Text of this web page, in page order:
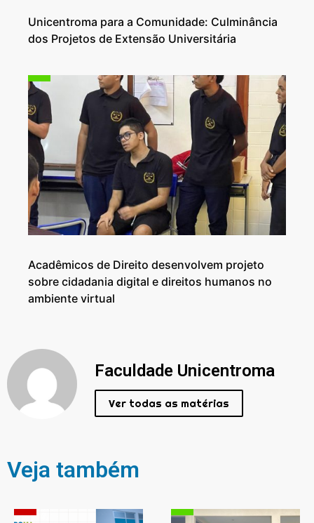
Unicentroma para a Comunidade: Culminância
dos Projetos de Extensão Universitária
Acadêmicos de Direito desenvolvem projeto
sobre cidadania digital e direitos humanos no
ambiente virtual
Faculdade Unicentroma
Ver todas as matérias
Veja também